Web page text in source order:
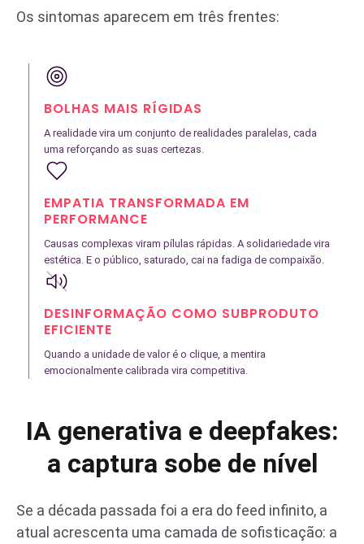
Os sintomas aparecem em três frentes:
BOLHAS MAIS RÍGIDAS
A realidade vira um conjunto de realidades paralelas, cada
uma reforçando as suas certezas.
EMPATIA TRANSFORMADA EM
PERFORMANCE
Causas complexas viram pílulas rápidas. A solidariedade vira
estética. E o público, saturado, cai na fadiga de compaixão.
DESINFORMAÇÃO COMO SUBPRODUTO
EFICIENTE
Quando a unidade de valor é o clique, a mentira
emocionalmente calibrada vira competitiva.
IA generativa e deepfakes:
a captura sobe de nível
Se a década passada foi a era do feed infinito, a
atual acrescenta uma camada de sofisticação: a